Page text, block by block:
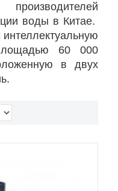
воды в Китае.
60 000
в двух